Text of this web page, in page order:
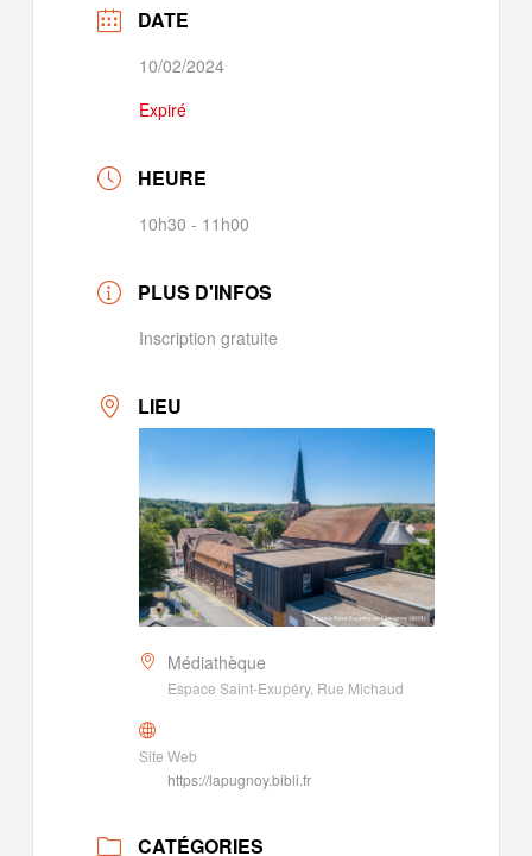
DATE
10/02/2024
Expiré
HEURE
10h30 - 11h00
PLUS D'INFOS
Inscription gratuite
LIEU
Médiathèque
Espace Saint-Exupéry, Rue Michaud
Site Web
https://lapugnoy.bibli.fr
CATÉGORIES